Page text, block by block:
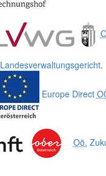
Landesverwaltungsgericht.
Europe Direct
Oö.